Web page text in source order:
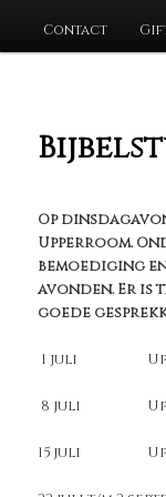
Contact
Op
Upperroom.
bemoediging
avonden. Er is
goede
1 juli
8 juli
15 juli